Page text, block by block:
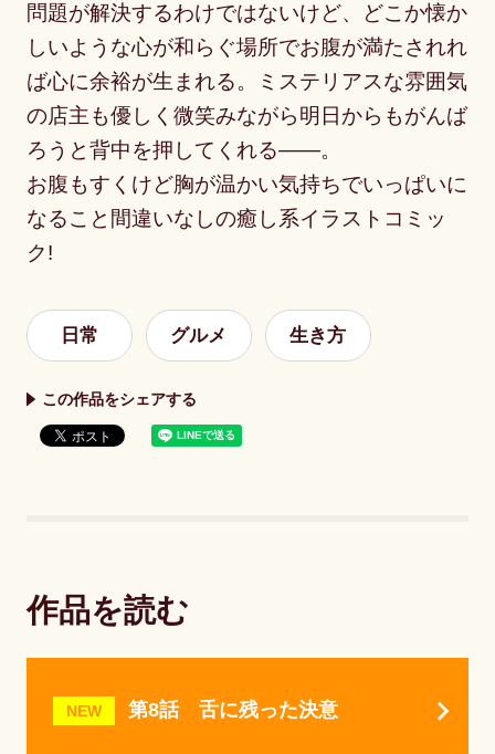
問題が解決するわけではないけど、どこか懐か
しいような心が和らぐ場所でお腹が満たされれ
ば心に余裕が生まれる。ミステリアスな雰囲気
の店主も優しく微笑みながら明日からもがんば
ろうと背中を押してくれる――。
お腹もすくけど胸が温かい気持ちでいっぱいに
なること間違いなしの癒し系イラストコミッ
ク!
日常 グルメ 生き方
この作品をシェアする
作品を読む
NEW 第8話 舌に残った決意